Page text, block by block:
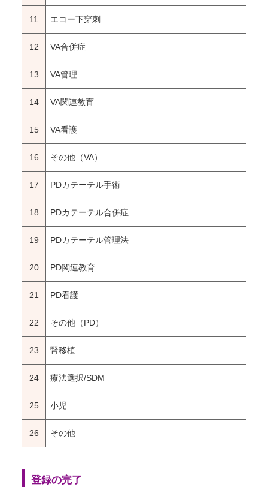
11 エコー下穿刺
12 VA合併症
13 VA管理
14 VA関連教育
15 VA看護
16 その他（VA）
17 PDカテーテル手術
18 PDカテーテル合併症
19 PDカテーテル管理法
20 PD関連教育
21 PD看護
22 その他（PD）
23 腎移植
24 療法選択/SDM
25 小児
26 その他
登録の完了